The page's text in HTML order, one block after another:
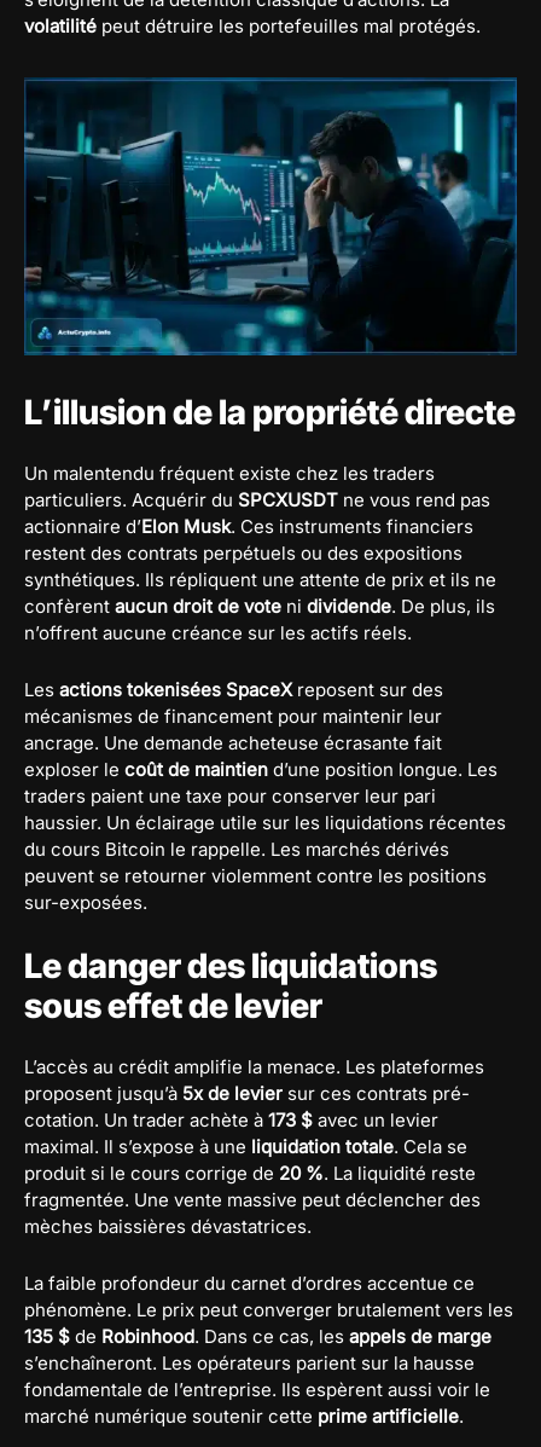
volatilité peut détruire les portefeuilles mal protégés.
L’illusion de la propriété directe
Un malentendu fréquent existe chez les traders
particuliers. Acquérir du SPCXUSDT ne vous rend pas
actionnaire d’Elon Musk. Ces instruments financiers
restent des contrats perpétuels ou des expositions
synthétiques. Ils répliquent une attente de prix et ils ne
confèrent aucun droit de vote ni dividende. De plus, ils
n’offrent aucune créance sur les actifs réels.
Les actions tokenisées SpaceXreposent sur des
mécanismes de financement pour maintenir leur
ancrage. Une demande acheteuse écrasante fait
exploser le coût de maintien d’une position longue. Les
traders paient une taxe pour conserver leur pari
haussier. Un éclairage utile sur les liquidations récentes
du cours Bitcoin le rappelle. Les marchés dérivés
peuvent se retourner violemment contre les positions
sur-exposées.
Le danger des liquidations
sous effet de levier
L’accès au crédit amplifie la menace. Les plateformes
proposent jusqu’à 5x de levier sur ces contrats pré-
cotation. Un trader achète à 173 $ avec un levier
maximal. Il s’expose à une liquidation totale. Cela se
produit si le cours corrige de 20 %. La liquidité reste
fragmentée. Une vente massive peut déclencher des
mèches baissières dévastatrices.
La faible profondeur du carnet d’ordres accentue ce
phénomène. Le prix peut converger brutalement vers les
135 $ de Robinhood. Dans ce cas, les appels de marge
s’enchaîneront. Les opérateurs parient sur la hausse
fondamentale de l’entreprise. Ils espèrent aussi voir le
marché numérique soutenir cette prime artificielle.